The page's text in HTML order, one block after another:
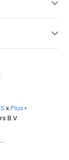
xPlus+
B.V.